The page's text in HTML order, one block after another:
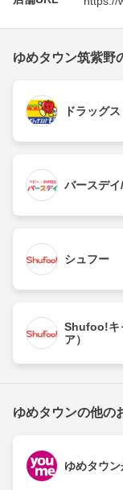
ゆめタウン筑紫野
ドラッグ
バースデ
シュフー
Shufoo!キ
ア）
ゆめタウンの他の
ゆめタウ